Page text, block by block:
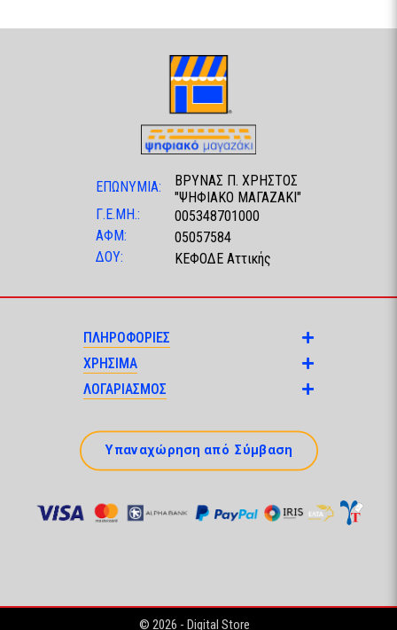
ΕΠΩΝΥΜΙΑ:
ΒΡΥΝΑΣ Π. ΧΡΗΣΤΟΣ
"ΨΗΦΙΑΚΟ ΜΑΓΑΖΑΚΙ"
Γ.Ε.ΜΗ.:
005348701000
ΑΦΜ:
05057584
ΔΟΥ:
ΚΕΦΟΔΕ Αττικής
ΠΛΗΡΟΦΟΡΙΕΣ
ΧΡΗΣΙΜΑ
ΛΟΓΑΡΙΑΣΜΟΣ
Υπαναχώρηση από Σύμβαση
© 2026 - Digital Store